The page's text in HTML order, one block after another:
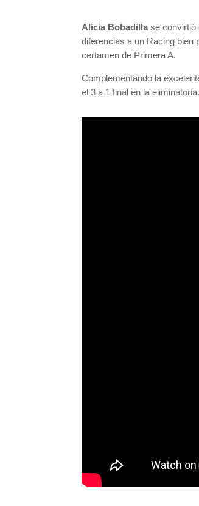
Alicia Bobadillase convirtió
diferencias a un Racing bien
certamen de Primera A.
Complementando la
el 3 a 1 final en la eliminatoria.